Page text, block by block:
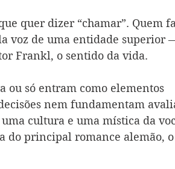
quer dizer “chamar”. Quem
voz de uma entidade superior
Frankl, o sentido da vida.
ou só entram como elementos
nem fundamentam
cultura e uma mística da
do principal romance alemão, o